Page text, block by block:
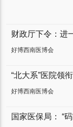
财政厅下令：进
好博西南医博会
“北大系”医院领
好博西南医博会